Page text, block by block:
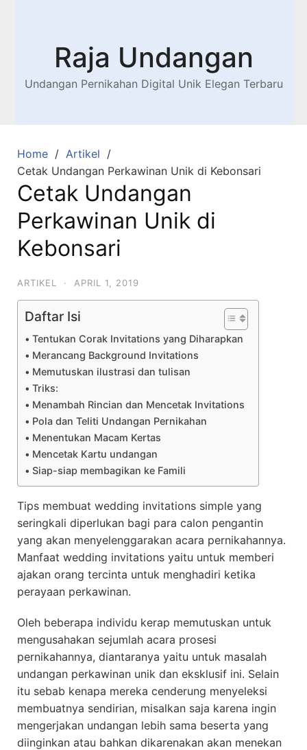
Raja Undangan
Undangan Pernikahan Digital Unik Elegan Terbaru
Home
Artikel
Cetak Undangan Perkawinan Unik di Kebonsari
Cetak Undangan
Perkawinan Unik di
Kebonsari
ARTIKEL · APRIL 1, 2019
Daftar Isi
Tentukan Corak Invitations yang Diharapkan
Merancang Background Invitations
Memutuskan ilustrasi dan tulisan
Triks:
Menambah Rincian dan Mencetak Invitations
Pola dan Teliti Undangan Pernikahan
Menentukan Macam Kertas
Mencetak Kartu undangan
Siap-siap membagikan ke Famili
Tips membuat wedding invitations simple yang
seringkali diperlukan bagi para calon pengantin
yang akan menyelenggarakan acara pernikahannya.
Manfaat wedding invitations yaitu untuk memberi
ajakan orang tercinta untuk menghadiri ketika
perayaan perkawinan.
Oleh beberapa individu kerap memutuskan untuk
mengusahakan sejumlah acara prosesi
pernikahannya, diantaranya yaitu untuk masalah
undangan perkawinan unik dan eksklusif ini. Selain
itu sebab kenapa mereka cenderung menyeleksi
membuatnya sendirian, misalkan saja karena ingin
mengerjakan undangan lebih sama beserta yang
diinginkan atau bahkan dikarenakan akan menekan